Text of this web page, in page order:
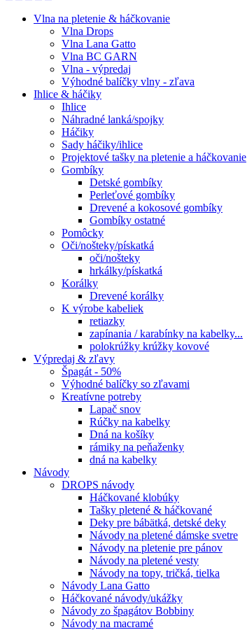
Vlna na pletenie & háčkovanie
Vlna Drops
Vlna Lana Gatto
Vlna BC GARN
Vlna - výpredaj
Výhodné balíčky vlny - zľava
Ihlice & háčiky
Ihlice
Náhradné lanká/spojky
Háčiky
Sady háčiky/ihlice
Projektové tašky na pletenie a háčkovanie
Gombíky
Detské gombíky
Perleťové gombíky
Drevené a kokosové gombíky
Gombíky ostatné
Pomôcky
Oči/nošteky/pískatká
oči/nošteky
hrkálky/pískatká
Korálky
Drevené korálky
K výrobe kabeliek
retiazky
zapínania / karabínky na kabelky...
polokrúžky krúžky kovové
Výpredaj & zľavy
Špagát - 50%
Výhodné balíčky so zľavami
Kreatívne potreby
Lapač snov
Rúčky na kabelky
Dná na košíky
rámiky na peňaženky
dná na kabelky
Návody
DROPS návody
Háčkované klobúky
Tašky pletené & háčkované
Deky pre bábätká, detské deky
Návody na pletené dámske svetre
Návody na pletenie pre pánov
Návody na pletené vesty
Návody na topy, tričká, tielka
Návody Lana Gatto
Háčkované návody/ukážky
Návody zo špagátov Bobbiny
Návody na macramé